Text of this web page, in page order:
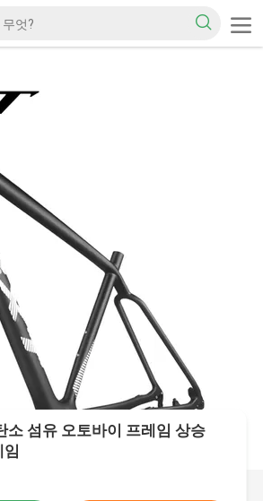
소 섬유 오토바이 프레임 상승